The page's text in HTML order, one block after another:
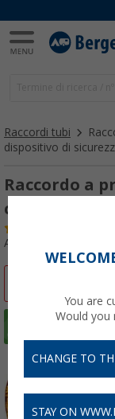
Raccordi tubi
dispositivo di
Raccordo a
con
Articolo n: 113200
You are
Would you
CHANGE TO
STAY ON